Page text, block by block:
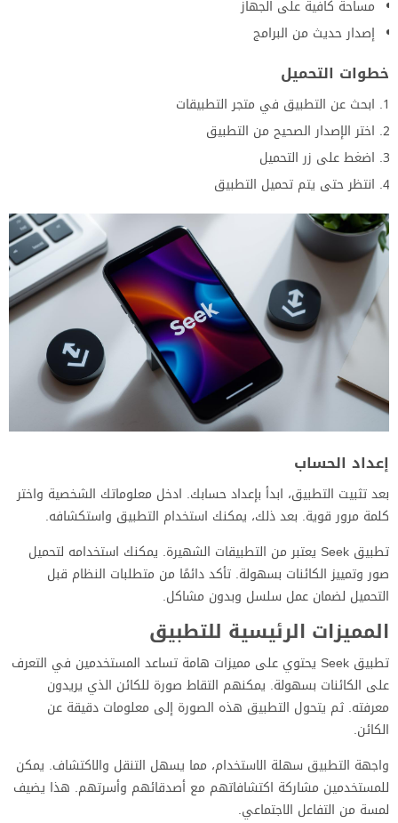
مساحة كافية على الجهاز
إصدار حديث من البرامج
خطوات التحميل
ابحث عن التطبيق في متجر التطبيقات
اختر الإصدار الصحيح من التطبيق
اضغط على زر التحميل
انتظر حتى يتم تحميل التطبيق
إعداد الحساب
بعد تثبيت التطبيق، ابدأ بإعداد حسابك. ادخل معلوماتك الشخصية واختر
كلمة مرور قوية. بعد ذلك، يمكنك استخدام التطبيق واستكشافه.
تطبيق Seek يعتبر من التطبيقات الشهيرة. يمكنك استخدامه لتحميل
صور وتمييز الكائنات بسهولة. تأكد دائمًا من متطلبات النظام قبل
التحميل لضمان عمل سلسل وبدون مشاكل.
المميزات الرئيسية للتطبيق
تطبيق Seek يحتوي على مميزات هامة تساعد المستخدمين في التعرف
على الكائنات بسهولة. يمكنهم التقاط صورة للكائن الذي يريدون
معرفته. ثم يتحول التطبيق هذه الصورة إلى معلومات دقيقة عن
الكائن.
واجهة التطبيق سهلة الاستخدام، مما يسهل التنقل والاكتشاف. يمكن
للمستخدمين مشاركة اكتشافاتهم مع أصدقائهم وأسرتهم. هذا يضيف
لمسة من التفاعل الاجتماعي.